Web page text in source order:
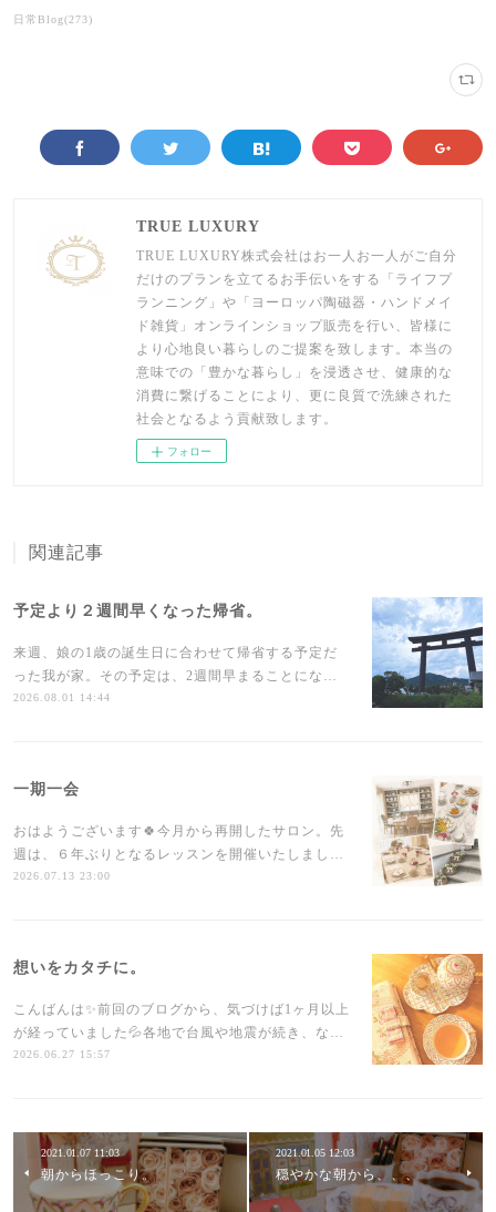
日常Blog(273)
TRUE LUXURY
TRUE LUXURY株式会社はお一人お一人がご自分
だけのプランを立てるお手伝いをする「ライフプ
ランニング」や「ヨーロッパ陶磁器・ハンドメイ
ド雑貨」オンラインショップ販売を行い、皆様に
より心地良い暮らしのご提案を致します。本当の
意味での「豊かな暮らし」を浸透させ、健康的な
消費に繋げることにより、更に良質で洗練された
社会となるよう貢献致します。
フォロー
関連記事
予定より２週間早くなった帰省。
来週、娘の1歳の誕生日に合わせて帰省する予定だ
った我が家。その予定は、2週間早まることにな…
2026.08.01 14:44
一期一会
おはようございます🍀今月から再開したサロン。先
週は、６年ぶりとなるレッスンを開催いたしまし…
2026.07.13 23:00
想いをカタチに。
こんばんは✨前回のブログから、気づけば1ヶ月以上
が経っていました💦各地で台風や地震が続き、な…
2026.06.27 15:57
2021.01.07 11:03
朝からほっこり。
2021.01.05 12:03
穏やかな朝から、、、